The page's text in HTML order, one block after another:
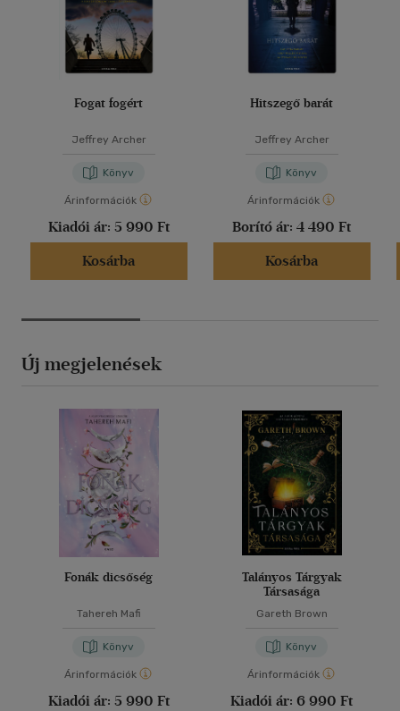
Fogat fogért
Jeffrey Archer
Könyv
Árinformációk
Kiadói ár: 5 990 Ft
Kosárba
Hitszegő barát
Jeffrey Archer
Könyv
Árinformációk
Borító ár: 4 490 Ft
Kosárba
Új megjelenések
Fonák dicsőség
Tahereh Mafi
Könyv
Árinformációk
Kiadói ár: 5 990 Ft
Talányos Tárgyak
Társasága
Gareth Brown
Könyv
Árinformációk
Kiadói ár: 6 990 Ft